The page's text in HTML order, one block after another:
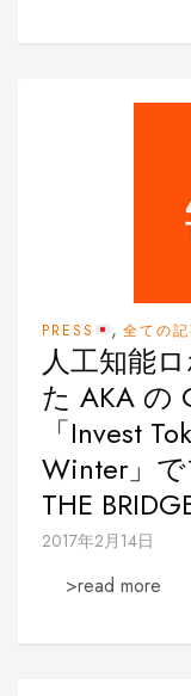
PRESS , 全ての
人工知能
た AKA の
「Invest
Winter」
THE
2017年2月14日
>read more